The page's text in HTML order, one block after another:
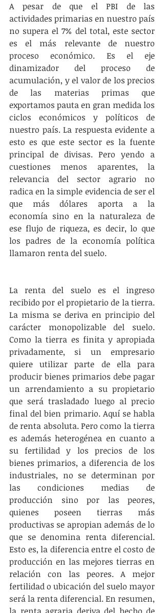
A pesar de que el PBI de las
actividades primarias en nuestro país
no supera el 7% del total, este sector
es el más relevante de nuestro
proceso económico. Es el eje
dinamizador del proceso de
acumulación, y el valor de los precios
de las materias primas que
exportamos pauta en gran medida los
ciclos económicos y políticos de
nuestro país. La respuesta evidente a
esto es que este sector es la fuente
principal de divisas. Pero yendo a
cuestiones menos aparentes, la
relevancia del sector agrario no
radica en la simple evidencia de ser el
que más dólares aporta a la
economía sino en la naturaleza de
ese flujo de riqueza, es decir, lo que
los padres de la economía política
llamaron renta del suelo.
La renta del suelo es el ingreso
recibido por el propietario de la tierra.
La misma se deriva en principio del
carácter monopolizable del suelo.
Como la tierra es finita y apropiada
privadamente, si un empresario
quiere utilizar parte de ella para
producir bienes primarios debe pagar
un arrendamiento a su propietario
que será trasladado luego al precio
final del bien primario. Aquí se habla
de renta absoluta. Pero como la tierra
es además heterogénea en cuanto a
su fertilidad y los precios de los
bienes primarios, a diferencia de los
industriales, no se determinan por
las condiciones medias de
producción sino por las peores,
quienes poseen tierras más
productivas se apropian además de lo
que se denomina renta diferencial.
Esto es, la diferencia entre el costo de
producción en las mejores tierras en
relación con las peores. A mejor
fertilidad o ubicación del suelo mayor
será la renta diferencial. En resumen,